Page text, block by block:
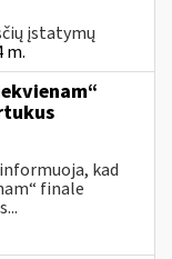
įstatymų
m.
kad
finale